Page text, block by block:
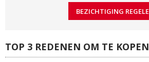
TOP 3 REDENEN OM TE KOPEN